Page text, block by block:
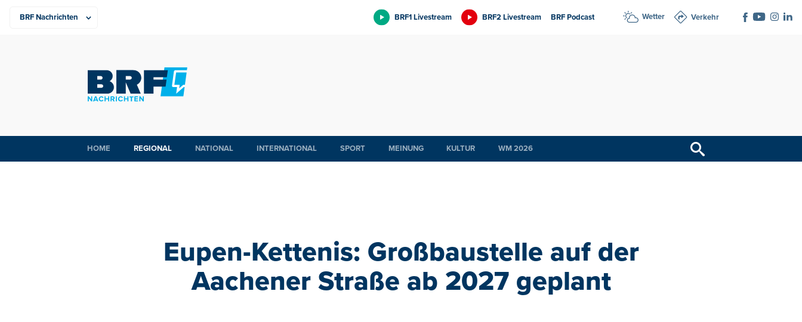
BRF1 Livestream BRF2 Livestream BRF Podcast Wetter Verkehr
HOME REGIONAL NATIONAL INTERNATIONAL SPORT MEINUNG KULTUR WM 2026
Eupen-Kettenis: Großbaustelle auf der
Aachener Straße ab 2027 geplant